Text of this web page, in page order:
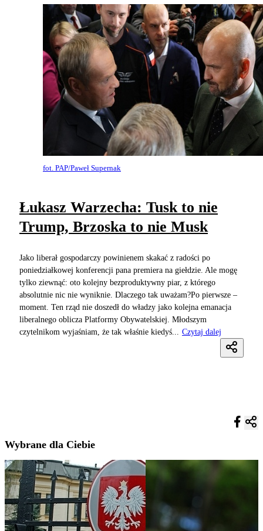
fot. PAP/Paweł Supernak
Łukasz Warzecha: Tusk to nie
Trump, Brzoska to nie Musk
Jako liberał gospodarczy powinienem skakać z radości po
poniedziałkowej konferencji pana premiera na giełdzie. Ale mogę
tylko ziewnąć: oto kolejny bezproduktywny piar, z którego
absolutnie nic nie wyniknie. Dlaczego tak uważam?Po pierwsze –
moment. Ten rząd nie doszedł do władzy jako kolejna emanacja
liberalnego oblicza Platformy Obywatelskiej. Młodszym
czytelnikom wyjaśniam, że tak właśnie kiedyś...
Czytaj dalej
Wybrane dla Ciebie